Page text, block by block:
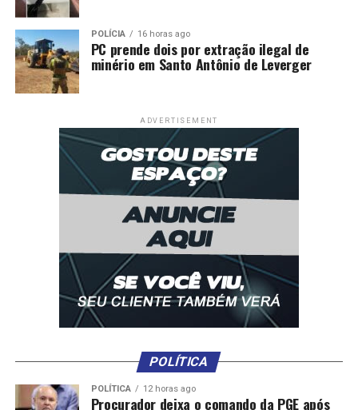
POLÍCIA 16 horas ago
PC prende dois por extração ilegal de
minério em Santo Antônio de Leverger
ADVERTISEMENT
POLÍTICA
POLÍTICA 12 horas ago
Procurador deixa o comando da PGE após